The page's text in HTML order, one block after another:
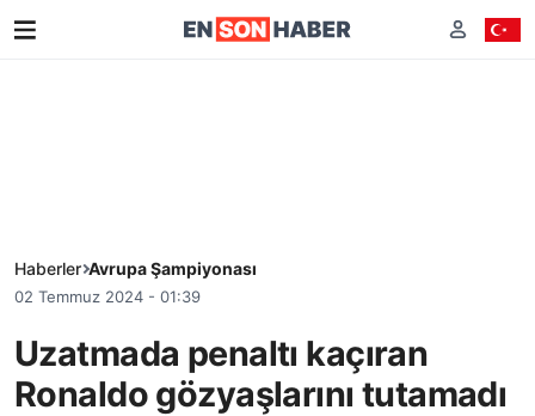
Haberler Avrupa Şampiyonası
02 Temmuz 2024 - 01:39
Uzatmada penaltı kaçıran
Ronaldo gözyaşlarını tutamadı